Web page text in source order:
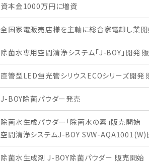
資本金1000万円に増資
全国家電販売店様を主軸に総合家電卸し業開
除菌水専用空間清浄システム「J-BOY」開発
直管型LED蛍光管シリウスECOシリーズ開発
J-BOY除菌パウダー発売
除菌水生成パウダー「除菌水の素」販売開始
空間清浄システムJ-BOY SVW-AQA1001(W)
除菌水生成剤 J-BOY除菌パウダー 販売開始